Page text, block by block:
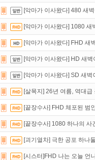
포인트할인쿠폰 사용방법안내
스마트TV 로 투디스크 영화,드라
자녀보호기능으로 가족과 함께
숨어있는 카드 마일리지 조회하
정액제할인쿠폰 사용방법안내
[악마가 이사왔다] 480 새
[악마가 이사왔다] 1080 새
[악마가 이사왔다] FHD 새
[악마가 이사왔다] HD 새
[악마가 이사왔다] SD 새
[살목지] 26년 여름, 역대급
[끝장수사] FHD 체포된 범
[끝장수사] 1080 하나의 사
[괴기열차] 극한 공포 하나
[시스터]FHD 나는 오늘 언